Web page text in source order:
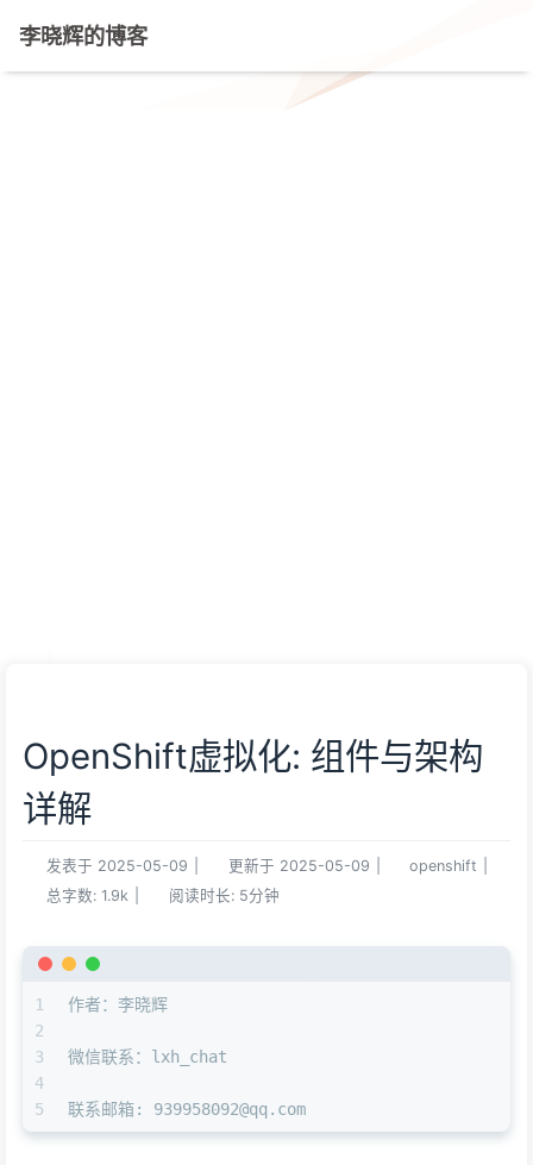
李晓辉的博客
OpenShift虚拟化: 组件与架构
详解
发表于 2025-05-09 更新于 2025-05-09 openshift
总字数: 1.9k 阅读时长: 5分钟
1
2
3
4
5
作者：李晓辉
微信联系：lxh_chat
联系邮箱: 939958092@qq.com